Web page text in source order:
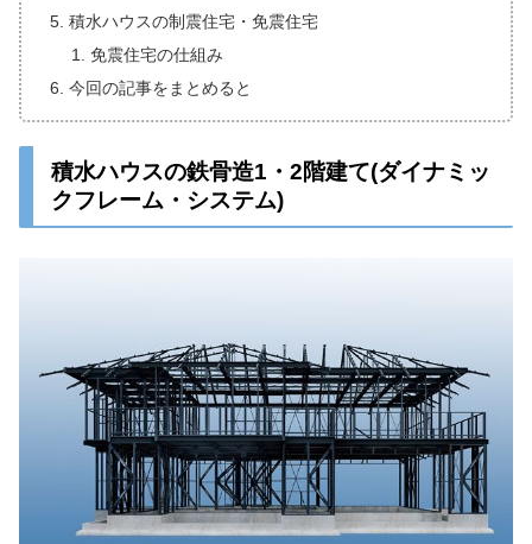
積水ハウスの制震住宅・免震住宅
免震住宅の仕組み
今回の記事をまとめると
積水ハウスの鉄骨造1・2階建て(ダイナミッ
クフレーム・システム)